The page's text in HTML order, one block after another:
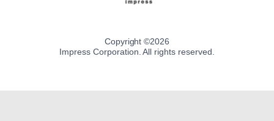
Copyright ©2026
Impress Corporation. All rights reserved.